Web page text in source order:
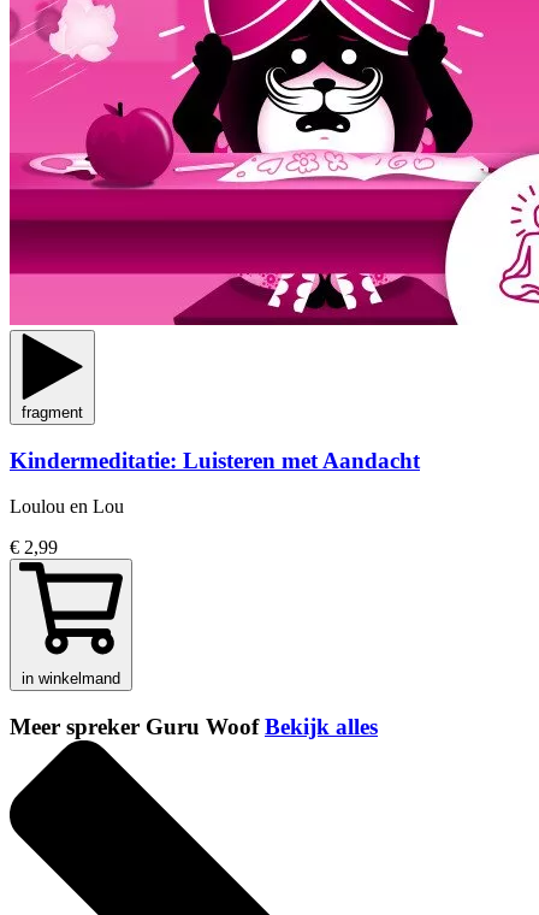
fragment
Kindermeditatie: Luisteren met Aandacht
Loulou en Lou
€ 2,99
in winkelmand
Meer spreker Guru WoofBekijk alles